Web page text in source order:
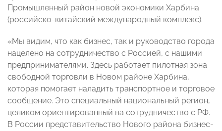
Промышленный район новой экономики Харбина
(российско-китайский международный комплекс).
«Мы видим, что как бизнес, так и руководство города
нацелено на сотрудничество с Россией, с нашими
предпринимателями. Здесь работает пилотная зона
свободной торговли в Новом районе Харбина,
которая помогает наладить транспортное и торговое
сообщение. Это специальный национальный регион,
целиком ориентированный на сотрудничество с РФ.
В России представительство Нового района бизнес-